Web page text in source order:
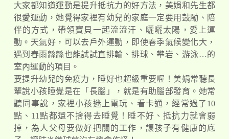
大家都知道運動是提升抵抗力的好方法，美娟和先生都
很愛運動，她覺得家裡有幼兒的家庭一定要用鼓勵、陪
伴的方式，帶領寶貝一起流流汗、曬曬太陽，愛上運
動。天氣好，可以去戶外運動，即使春季氣候變化大，
遇到春雨緜緜也能試試直排輪、排球、攀岩、游泳…的
室內運動的項目。
要提升幼兒的免疫力，睡好也超級重要喔！美娟常聽長
輩說小孩睡覺是在「長腦」，就是有助腦部發育。她常
聽同事說，家裡小孩迷上電玩、看卡通，經常過了10
點、11點都還不捨得去睡覺！睡不好、抵抗力就會弱
掉，為人父母要做好把關的工作，讓孩子有健康的底